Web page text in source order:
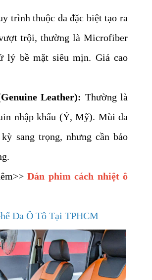
trình thuộc da đặc biệt tạo ra
trội, thường là Microfiber
lý bề mặt siêu mịn. Giá cao
Leather): Thường là
nhập khẩu (Ý, Mỹ). Mùi da
sang trọng, nhưng cần bảo
Dán phim cách nhiệt ô
Da Ô Tô Tại TPHCM